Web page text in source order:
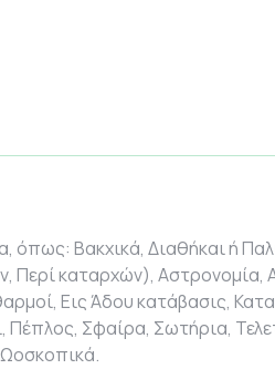
Βακχικά, Διαθήκαι ή
Περί καταρχών), Αστρονομία,
Εις Άδου κατάβασις,
Σφαίρα, Σωτήρια,